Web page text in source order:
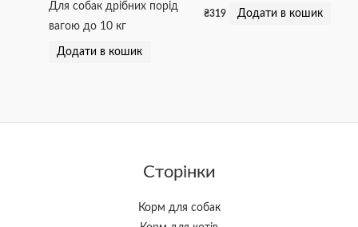
Для собак дрібних порід
вагою до 10 кг
Додати в кошик
₴319 Додати в кошик
Сторінки
Корм для собак